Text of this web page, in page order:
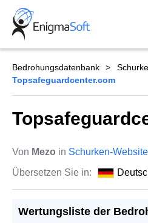
Skip
content
Bedrohungsdatenbank
Topsafeguardcenter.com
Von Mezo in Schurken-
Übersetzen Sie in:
Wertungsliste der